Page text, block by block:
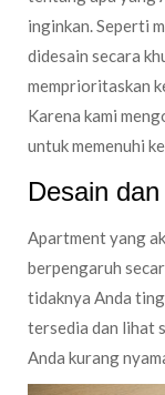
inginkan. Seperti
didesain secara
memprioritaskan
Karena kami
untuk memenuhi
Desain
Apartment yang
berpengaruh
tidaknya Anda
tersedia dan lihat
Anda kurang